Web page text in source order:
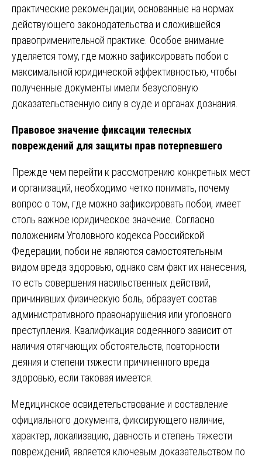
практические рекомендации, основанные на нормах
действующего законодательства и сложившейся
правоприменительной практике. Особое внимание
уделяется тому, где можно зафиксировать побои с
максимальной юридической эффективностью, чтобы
полученные документы имели безусловную
доказательственную силу в суде и органах дознания.
Правовое значение фиксации телесных
повреждений для защиты прав потерпевшего
Прежде чем перейти к рассмотрению конкретных мест
и организаций, необходимо четко понимать, почему
вопрос о том, где можно зафиксировать побои, имеет
столь важное юридическое значение. Согласно
положениям Уголовного кодекса Российской
Федерации, побои не являются самостоятельным
видом вреда здоровью, однако сам факт их нанесения,
то есть совершения насильственных действий,
причинивших физическую боль, образует состав
административного правонарушения или уголовного
преступления. Квалификация содеянного зависит от
наличия отягчающих обстоятельств, повторности
деяния и степени тяжести причиненного вреда
здоровью, если таковая имеется.
Медицинское освидетельствование и составление
официального документа, фиксирующего наличие,
характер, локализацию, давность и степень тяжести
повреждений, является ключевым доказательством по